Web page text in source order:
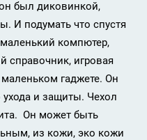
был диковинкой,
И подумать что спустя
маленький компютер,
справочник, игровая
гаджете. Он
ухода и защиты. Чехол
Он может быть
из кожи, эко кожи